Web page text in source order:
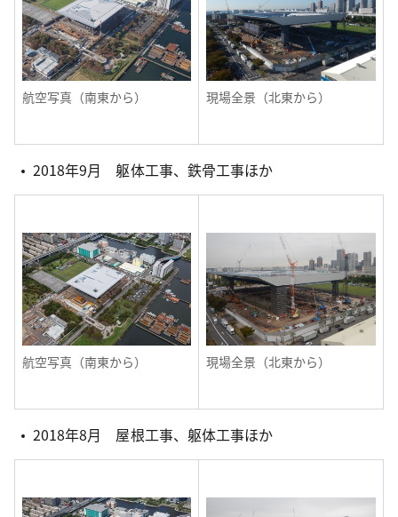
航空写真（南東から） 現場全景（北東から）
2018年9月 躯体工事、鉄骨工事ほか
航空写真（南東から） 現場全景（北東から）
2018年8月 屋根工事、躯体工事ほか